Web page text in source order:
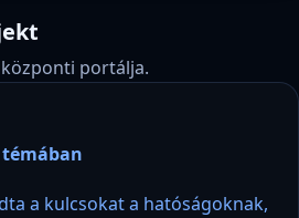
portálja.
a kulcsokat a hatóságoknak,